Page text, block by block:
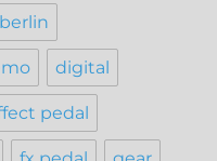
berlin
digital
pedal